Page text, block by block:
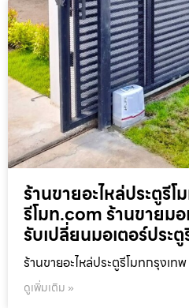
ร้านขายอะไหล่ประตูรี
รีโมท.com ร้านขายมอ
รับเปลี่ยนมอเตอร์ประ
ร้านขายอะไหล่ประตูรีโมทกรุงเท
ดูเพิ่มเติม »